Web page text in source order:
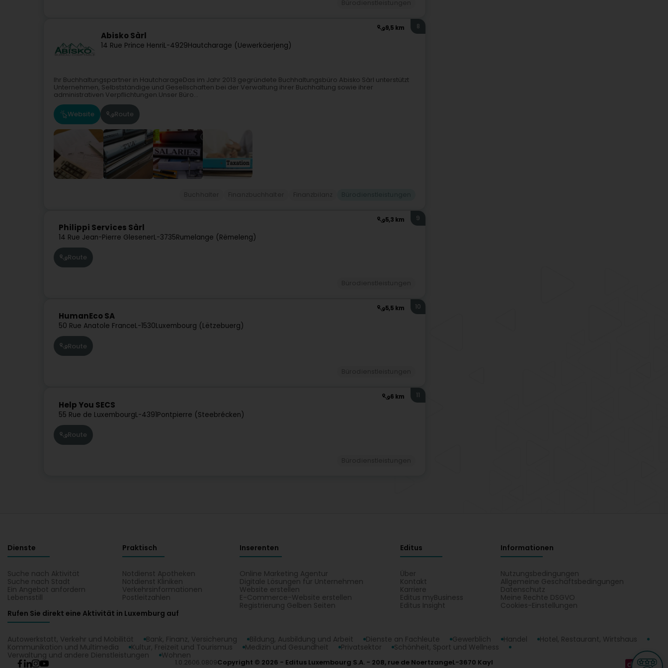
9,5 km
Abisko Sàrl
14 Rue Prince HenriL-4929Hautcharage (Uewerkäerjeng)
8
Ihr Buchhaltungspartner in HautcharageDas im Jahr 2013 gegründete Buchhaltungsbüro Abisko Sàrl unterstützt
Unternehmen, Selbstständige und Gesellschaften bei der Verwaltung ihrer Buchhaltung sowie ihrer
administrativen Verpflichtungen.Unser Büro...
Website Route
5,3 km
Philippi Services Sàrl
14 Rue Jean-Pierre GlesenerL-3735Rumelange (Rëmeleng)
9
Route
5,5 km
HumanEco SA
50 Rue Anatole FranceL-1530Luxembourg (Lëtzebuerg)
10
Route
6 km
Help You SECS
55 Rue de LuxembourgL-4391Pontpierre (Steebrécken)
11
Route
Dienste
Suche nach Aktivität
Suche nach Stadt
Ein Angebot anfordern
Lebensstill
Praktisch
Notdienst Apotheken
Notdienst Kliniken
Verkehrsinformationen
Postleitzahlen
Inserenten
Online Marketing Agentur
Digitale Lösungen für Unternehmen
Website erstellen
E-Commerce-Website erstellen
Registrierung Gelben Seiten
Editus
Über
Kontakt
Karriere
Editus myBusiness
Editus Insight
Informationen
Nutzungsbedingungen
Allgemeine Geschäftsbedingungen
Datenschutz
Meine Rechte DSGVO
Cookies-Einstellungen
Rufen Sie direkt eine Aktivität in Luxemburg auf
Autowerkstatt, Verkehr und Mobilität Bank, Finanz, Versicherung Bildung, Ausbildung und Arbeit Dienste an Fachleute Gewerblich Handel
Hotel, Restaurant, Wirtshaus
Kommunikation und Multimedia
Kultur, Freizeit und Tourismus Medizin und Gesundheit Privatsektor
Schönheit, Sport und Wellness
Verwaltung und andere Dienstleistungen
Wohnen
1.0.2606.0809Copyright © 2026 Editus Luxembourg S.A. 208, rue de NoertzangeL-3670 Kayl